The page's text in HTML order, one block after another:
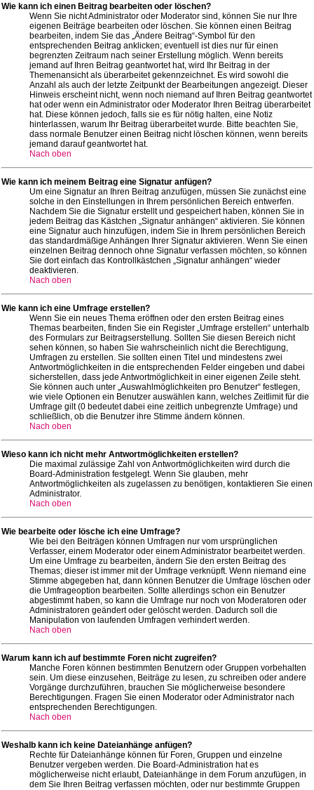
Wie kann ich einen Beitrag bearbeiten oder löschen?
Wenn Sie nicht Administrator oder Moderator sind, können Sie nur Ihre
eigenen Beiträge bearbeiten oder löschen. Sie können einen Beitrag
bearbeiten, indem Sie das „Ändere Beitrag“-Symbol für den
entsprechenden Beitrag anklicken; eventuell ist dies nur für einen
begrenzten Zeitraum nach seiner Erstellung möglich. Wenn bereits
jemand auf Ihren Beitrag geantwortet hat, wird Ihr Beitrag in der
Themenansicht als überarbeitet gekennzeichnet. Es wird sowohl die
Anzahl als auch der letzte Zeitpunkt der Bearbeitungen angezeigt. Dieser
Hinweis erscheint nicht, wenn noch niemand auf Ihren Beitrag geantwortet
hat oder wenn ein Administrator oder Moderator Ihren Beitrag überarbeitet
hat. Diese können jedoch, falls sie es für nötig halten, eine Notiz
hinterlassen, warum Ihr Beitrag überarbeitet wurde. Bitte beachten Sie,
dass normale Benutzer einen Beitrag nicht löschen können, wenn bereits
jemand darauf geantwortet hat.
Nach oben
Wie kann ich meinem Beitrag eine Signatur anfügen?
Um eine Signatur an Ihren Beitrag anzufügen, müssen Sie zunächst eine
solche in den Einstellungen in Ihrem persönlichen Bereich entwerfen.
Nachdem Sie die Signatur erstellt und gespeichert haben, können Sie in
jedem Beitrag das Kästchen „Signatur anhängen“ aktivieren. Sie können
eine Signatur auch hinzufügen, indem Sie in Ihrem persönlichen Bereich
das standardmäßige Anhängen Ihrer Signatur aktivieren. Wenn Sie einen
einzelnen Beitrag dennoch ohne Signatur verfassen möchten, so können
Sie dort einfach das Kontrollkästchen „Signatur anhängen“ wieder
deaktivieren.
Nach oben
Wie kann ich eine Umfrage erstellen?
Wenn Sie ein neues Thema eröffnen oder den ersten Beitrag eines
Themas bearbeiten, finden Sie ein Register „Umfrage erstellen“ unterhalb
des Formulars zur Beitragserstellung. Sollten Sie diesen Bereich nicht
sehen können, so haben Sie wahrscheinlich nicht die Berechtigung,
Umfragen zu erstellen. Sie sollten einen Titel und mindestens zwei
Antwortmöglichkeiten in die entsprechenden Felder eingeben und dabei
sicherstellen, dass jede Antwortmöglichkeit in einer eigenen Zeile steht.
Sie können auch unter „Auswahlmöglichkeiten pro Benutzer“ festlegen,
wie viele Optionen ein Benutzer auswählen kann, welches Zeitlimit für die
Umfrage gilt (0 bedeutet dabei eine zeitlich unbegrenzte Umfrage) und
schließlich, ob die Benutzer ihre Stimme ändern können.
Nach oben
Wieso kann ich nicht mehr Antwortmöglichkeiten erstellen?
Die maximal zulässige Zahl von Antwortmöglichkeiten wird durch die
Board-Administration festgelegt. Wenn Sie glauben, mehr
Antwortmöglichkeiten als zugelassen zu benötigen, kontaktieren Sie einen
Administrator.
Nach oben
Wie bearbeite oder lösche ich eine Umfrage?
Wie bei den Beiträgen können Umfragen nur vom ursprünglichen
Verfasser, einem Moderator oder einem Administrator bearbeitet werden.
Um eine Umfrage zu bearbeiten, ändern Sie den ersten Beitrag des
Themas; dieser ist immer mit der Umfrage verknüpft. Wenn niemand eine
Stimme abgegeben hat, dann können Benutzer die Umfrage löschen oder
die Umfrageoption bearbeiten. Sollte allerdings schon ein Benutzer
abgestimmt haben, so kann die Umfrage nur noch von Moderatoren oder
Administratoren geändert oder gelöscht werden. Dadurch soll die
Manipulation von laufenden Umfragen verhindert werden.
Nach oben
Warum kann ich auf bestimmte Foren nicht zugreifen?
Manche Foren können bestimmten Benutzern oder Gruppen vorbehalten
sein. Um diese einzusehen, Beiträge zu lesen, zu schreiben oder andere
Vorgänge durchzuführen, brauchen Sie möglicherweise besondere
Berechtigungen. Fragen Sie einen Moderator oder Administrator nach
entsprechenden Berechtigungen.
Nach oben
Weshalb kann ich keine Dateianhänge anfügen?
Rechte für Dateianhänge können für Foren, Gruppen und einzelne
Benutzer vergeben werden. Die Board-Administration hat es
möglicherweise nicht erlaubt, Dateianhänge in dem Forum anzufügen, in
dem Sie Ihren Beitrag verfassen möchten, oder nur bestimmte Gruppen